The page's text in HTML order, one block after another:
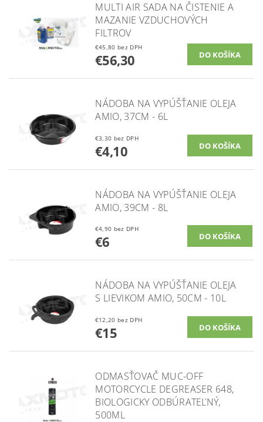
MULTI AIR SADA NA ČISTENIE A
MAZANIE VZDUCHOVÝCH
FILTROV
€45,80 bez DPH
€56,30
NÁDOBA NA VYPÚŠŤANIE OLEJA
AMIO, 37CM - 6L
€3,30 bez DPH
€4,10
NÁDOBA NA VYPÚŠŤANIE OLEJA
AMIO, 39CM - 8L
€4,90 bez DPH
€6
NÁDOBA NA VYPÚŠŤANIE OLEJA
S LIEVIKOM AMIO, 50CM - 10L
€12,20 bez DPH
€15
ODMASŤOVAČ MUC-OFF
MOTORCYCLE DEGREASER 648,
BIOLOGICKY ODBÚRATEĽNÝ,
500ML